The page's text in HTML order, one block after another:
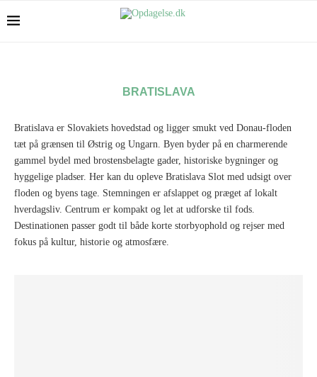
BRATISLAVA
Bratislava er Slovakiets hovedstad og ligger smukt ved Donau-floden
tæt på grænsen til Østrig og Ungarn. Byen byder på en charmerende
gammel bydel med brostensbelagte gader, historiske bygninger og
hyggelige pladser. Her kan du opleve Bratislava Slot med udsigt over
floden og byens tage. Stemningen er afslappet og præget af lokalt
hverdagsliv. Centrum er kompakt og let at udforske til fods.
Destinationen passer godt til både korte storbyophold og rejser med
fokus på kultur, historie og atmosfære.